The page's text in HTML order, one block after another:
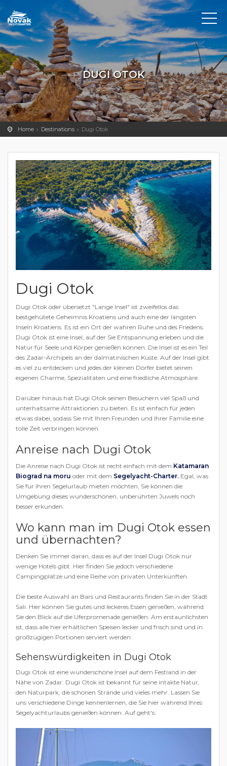
DUGI OTOK
Home Destinations Dugi Otok
Dugi Otok
Dugi Otok oder übersetzt "Lange Insel" ist zweifellos das
bestgehütete Geheimnis Kroatiens und auch eine der längsten
Inseln Kroatiens. Es ist ein Ort der wahren Ruhe und des Friedens.
Dugi Otok ist eine Insel, auf der Sie Entspannung erleben und die
Natur für Seele und Körper genießen können. Die Insel ist es ein Teil
des Zadar-Archipels an der dalmatinischen Küste. Auf der Insel gibt
es viel zu entdecken und jedes der kleinen Dörfer bietet seinen
eigenen Charme, Spezialitäten und eine friedliche Atmosphäre.
Darüber hinaus hat Dugi Otok seinen Besuchern viel Spaß und
unterhaltsame Attraktionen zu bieten. Es ist einfach für jeden
etwas dabei, sodass Sie mit Ihren Freunden und Ihrer Familie eine
tolle Zeit verbringen können.
Anreise nach Dugi Otok
Die Anreise nach Dugi Otok ist recht einfach mit dem Katamaran
Biograd na moru oder mit dem Segelyacht-Charter. Egal, was
Sie für Ihren Segelurlaub mieten möchten, Sie können die
Umgebung dieses wunderschönen, unberührten Juwels noch
besser erkunden.
Wo kann man im Dugi Otok essen
und übernachten?
Denken Sie immer daran, dass es auf der Insel Dugi Otok nur
wenige Hotels gibt. Hier finden Sie jedoch verschiedene
Campingplätze und eine Reihe von privaten Unterkünften.
Die beste Auswahl an Bars und Restaurants finden Sie in der Stadt
Sali. Hier können Sie gutes und leckeres Essen genießen, während
Sie den Blick auf die Uferpromenade genießen. Am erstaunlichsten
ist, dass alle hier erhältlichen Speisen lecker und frisch sind und in
großzügigen Portionen serviert werden.
Sehenswürdigkeiten in Dugi Otok
Dugi Otok ist eine wunderschöne Insel auf dem Festland in der
Nähe von Zadar. Dugi Otok ist bekannt für seine intakte Natur,
den Naturpark, die schönen Strände und vieles mehr. Lassen Sie
uns verschiedene Dinge kennenlernen, die Sie hier während Ihres
Segelyachturlaubs genießen können. Auf geht's: